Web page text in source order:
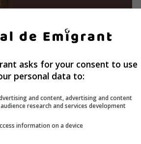
asks for your consent to use
personal data to:
and content, advertising and content
research and services development
information on a device